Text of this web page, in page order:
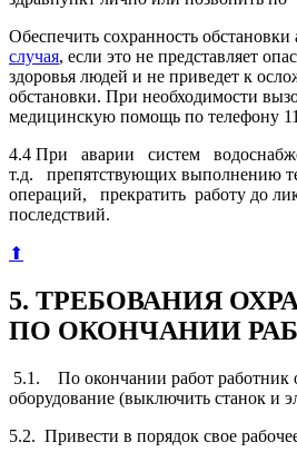
Обеспечить сохранность обстановки
случая, если это не представляет
здоровья людей и не приведет к
обстановки. При необходимости
медицинскую помощь по телефону
4.4 При аварии систем
т.д. препятствующих выполнению
операций, прекратить работу до
последствий.
⬆
5. ТРЕБОВАНИЯ
ПО ОКОНЧАНИИ
5.1. По окончании работ работник
оборудование (выключить станок и
5.2. Привести в порядок свое